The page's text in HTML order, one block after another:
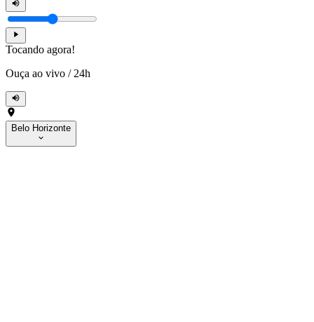
Tocando agora!
Ouça ao vivo / 24h
Belo Horizonte